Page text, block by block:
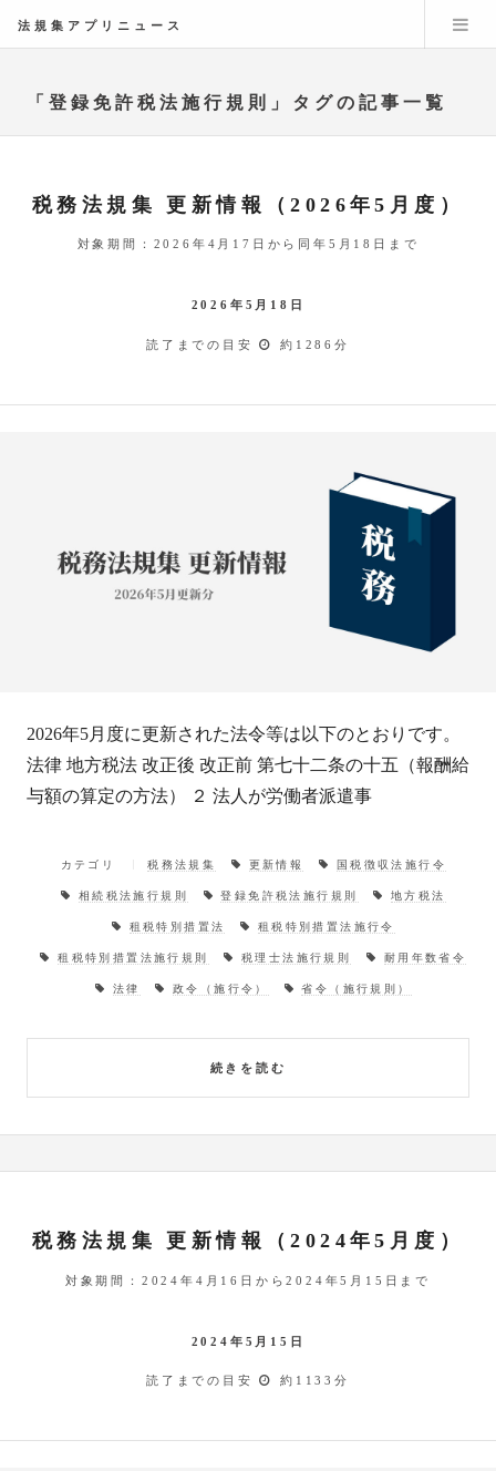
法規集アプリニュース
「登録免許税法施行規則」タグの記事一覧
税務法規集 更新情報（2026年5月度）
対象期間：2026年4月17日から同年5月18日まで
2026年5月18日
読了までの目安 約1286分
2026年5月度に更新された法令等は以下のとおりです。
法律 地方税法 改正後 改正前 第七十二条の十五（報酬給
与額の算定の方法） ２ 法人が労働者派遣事
続きを読む
カテゴリ 税務法規集 更新情報 国税徴収法施行令
相続税法施行規則 登録免許税法施行規則 地方税法
租税特別措置法 租税特別措置法施行令
租税特別措置法施行規則 税理士法施行規則 耐用年数省令
法律 政令（施行令） 省令（施行規則）
税務法規集 更新情報（2024年5月度）
対象期間：2024年4月16日から2024年5月15日まで
2024年5月15日
読了までの目安 約1133分